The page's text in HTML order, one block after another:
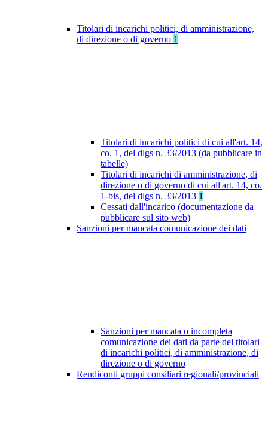
Titolari di incarichi politici, di amministrazione,
di direzione o di governo 1
Titolari di incarichi politici di cui all'art. 14,
co. 1, del dlgs n. 33/2013 (da pubblicare in
tabelle)
Titolari di incarichi di amministrazione, di
direzione o di governo di cui all'art. 14, co.
1-bis, del dlgs n. 33/2013 1
Cessati dall'incarico (documentazione da
pubblicare sul sito web)
Sanzioni per mancata comunicazione dei dati
Sanzioni per mancata o incompleta
comunicazione dei dati da parte dei titolari
di incarichi politici, di amministrazione, di
direzione o di governo
Rendiconti gruppi consiliari regionali/provinciali